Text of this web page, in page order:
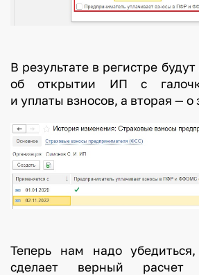
В результате в регистре
об открытии ИП с
и уплаты взносов, а вторая —
Теперь нам надо
сделает верный расчет